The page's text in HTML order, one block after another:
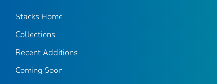
Stacks Home
Collections
Recent Additions
Coming Soon